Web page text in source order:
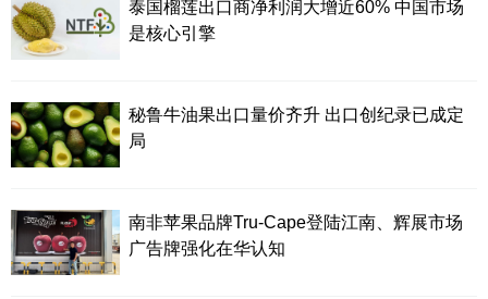
泰国榴莲出口商净利润大增近60% 中国市场
是核心引擎
秘鲁牛油果出口量价齐升 出口创纪录已成定
局
南非苹果品牌Tru-Cape登陆江南、辉展市场
广告牌强化在华认知